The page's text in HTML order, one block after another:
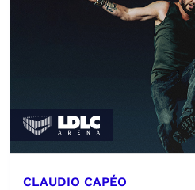
CLAUDIO CAPÉO